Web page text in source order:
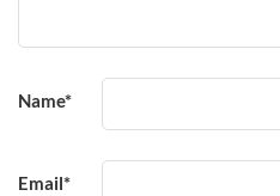
Name*
Email*